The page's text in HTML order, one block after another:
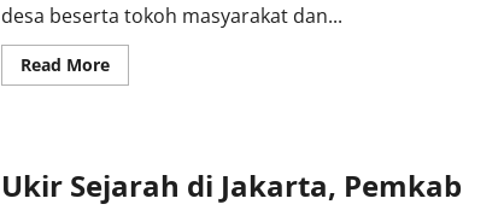
desa beserta tokoh masyarakat dan...
Read MoreRead
more
Wonoayu
Gelar
Ukir Sejarah di Jakarta, Pemkab